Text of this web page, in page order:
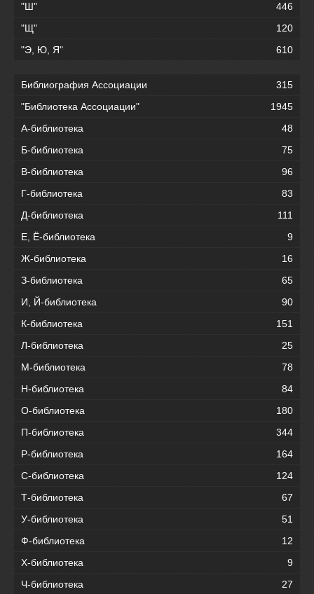
"Ш"
446
"Щ"
120
"Э, Ю, Я"
610
Библиография Ассоциации
315
"Библиотека Ассоциации"
1945
А-библиотека
48
Б-библиотека
75
В-библиотека
96
Г-библиотека
83
Д-библиотека
111
Е, Ё-библиотека
9
Ж-библиотека
16
З-библиотека
65
И, Й-библиотека
90
К-библиотека
151
Л-библиотека
25
М-библиотека
78
Н-библиотека
84
О-библиотека
180
П-библиотека
344
Р-библиотека
164
С-библиотека
124
Т-библиотека
67
У-библиотека
51
Ф-библиотека
12
Х-библиотека
9
Ч-библиотека
27